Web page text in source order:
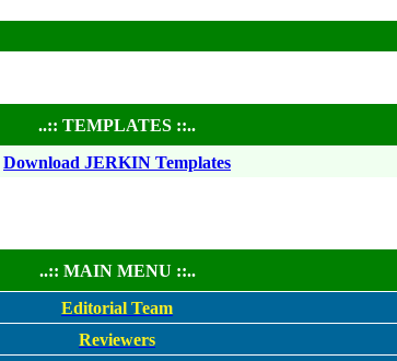
..:: TEMPLATES ::..
Download JERKIN Templates
..:: MAIN MENU ::..
Editorial Team
Reviewers